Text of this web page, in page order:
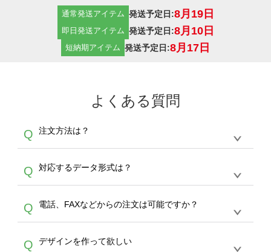
通常発送アイテム 発送予定日:8月19日
即日発送アイテム 発送予定日:8月10日
短納期アイテム 発送予定日:8月17日
よくある質問
Q 注文方法は？
A
生産にて承っております。デザインツールから
デザインの作成から決済まで完了できます。
30枚以上やシルク印刷など、大口注文の場合
は、サポートが担当するエコバッグコンシェル
やタンブラーコンシェルをご利用ください。製
作する数量が多ければ多いほど、オンデマンド
サービスよりも低価格で製作することが可能で
Q 対応するデータ形式は？
A
ドできるデータ形式は、JPG / PNG / AI / PSD /
PDF 形式になります。データの最大サイズ
写真などもアップロード可能です。使用できな
Q 電話、FAXなどからの注文は可能ですか？
A
文のみ受け付けております。30個以上のご製
Q デザインを作って欲しい